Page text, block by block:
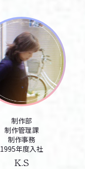
制作部
制作管理課
制作事務
1995年度入社
K.S